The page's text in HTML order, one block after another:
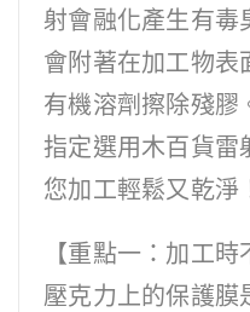
射會融化產生有毒
會附著在加工物表
有機溶劑擦除殘膠
指定選用木百貨雷
您加工輕鬆又乾淨
【重點一：加工時
壓克力上的保護膜